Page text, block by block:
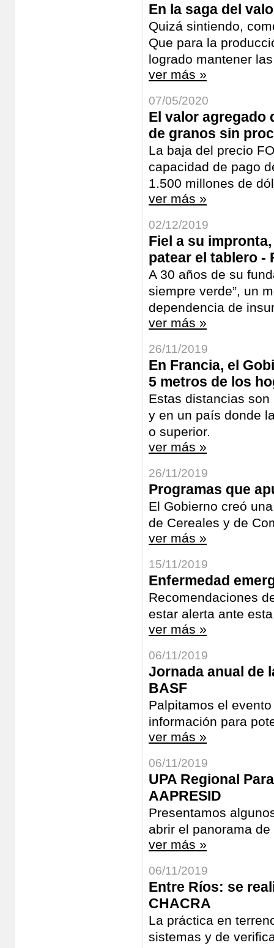
En la saga del
Quizá sintiendo,
Que para la
logrado mantener
ver más »
07/05/2020
El valor agregado
de granos sin
La baja del precio
capacidad de pago
1.500 millones de
ver más »
02/12/2019
Fiel a su
patear el tablero -
A 30 años de su
siempre verde”, un
dependencia de
ver más »
26/11/2019
En Francia, el
5 metros de los
Estas distancias
y en un país donde
o superior.
ver más »
26/11/2019
Programas que
El Gobierno creó
de Cereales y de
ver más »
15/11/2019
Enfermedad
Recomendaciones
estar alerta ante
ver más »
06/11/2019
Jornada anual de
BASF
Palpitamos el
información para
ver más »
06/11/2019
UPA Regional
AAPRESID
Presentamos
abrir el panorama
ver más »
06/11/2019
Entre Ríos: se
CHACRA
La práctica en
sistemas y de